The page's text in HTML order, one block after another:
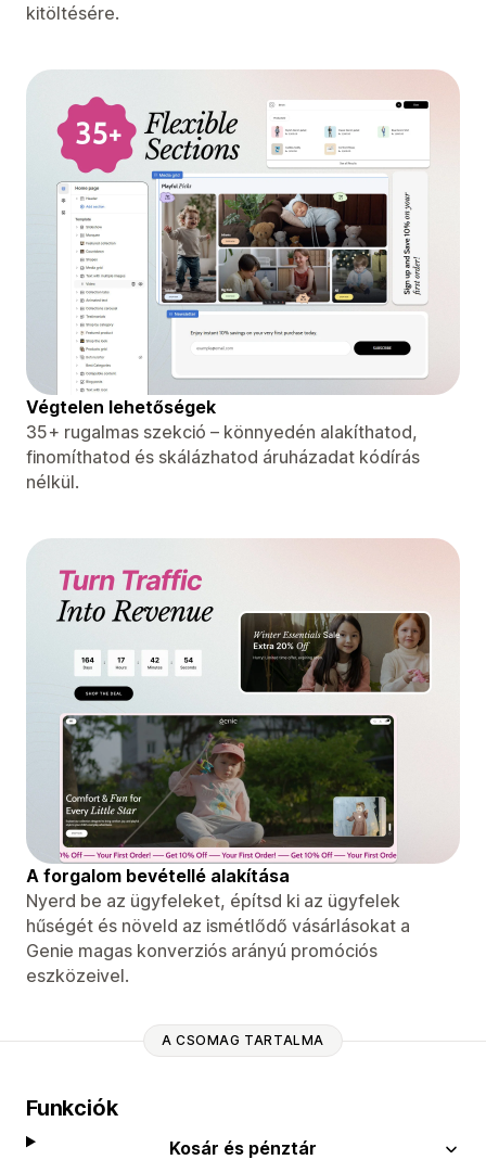
kitöltésére.
Végtelen lehetőségek
35+ rugalmas szekció – könnyedén alakíthatod,
finomíthatod és skálázhatod áruházadat kódírás
nélkül.
A forgalom bevétellé alakítása
Nyerd be az ügyfeleket, építsd ki az ügyfelek
hűségét és növeld az ismétlődő vásárlásokat a
Genie magas konverziós arányú promóciós
eszközeivel.
A CSOMAG TARTALMA
Funkciók
Kosár és pénztár